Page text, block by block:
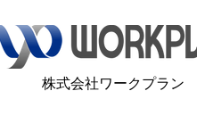
​株式会社ワークプラン